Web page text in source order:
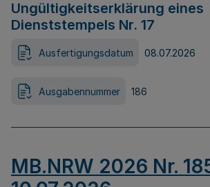
Ungültigkeitserklärung eines
Dienststempels Nr. 17
Ausfertigungsdatum 08.07.2026
Ausgabennummer 186
MB.NRW 2026 Nr.